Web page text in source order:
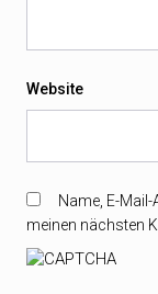
Website
Name, E-
meinen nächsten